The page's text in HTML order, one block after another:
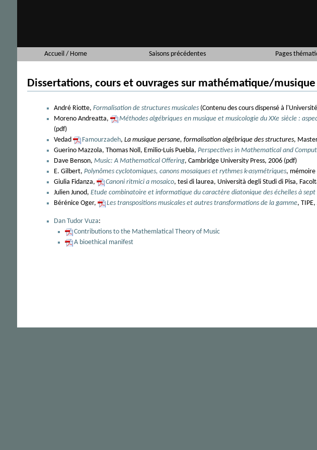
Accueil / Home Saisons précédentes Pages
Dissertations, cours et ouvrages sur mathématique/
André Riotte, Formalisation de structures musicales(Contenu des cours dispensé à
Moreno Andreatta,
Méthodes algébriques en musique et musicologie du XXe siècle :
(pdf)
Vedad
Famourzadeh, La musique persane, formalisation algébrique des structures,
Guerino Mazzola, Thomas Noll, Emilio-Luis Puebla, Perspectives in Mathematical and
Dave Benson, Music: A Mathematical Offering, Cambridge University Press, 2006 (pdf)
E. Gilbert, Polynômes cyclotomiques, canons mosaïques et rythmes k-asymétriques, mémoire
Giulia Fidanza,
Canoni ritmici a mosaico, tesi di laurea, Università degli Studi di Pisa,
Julien Junod, Etude combinatoire et informatique du caractère diatonique des échelles à sept
Bérénice Oger,
Les transpositions musicales et autres transformations de la gamme,
Dan Tudor Vuza:
Contributions to the Mathemlatical Theory of Music
A bioethical manifest